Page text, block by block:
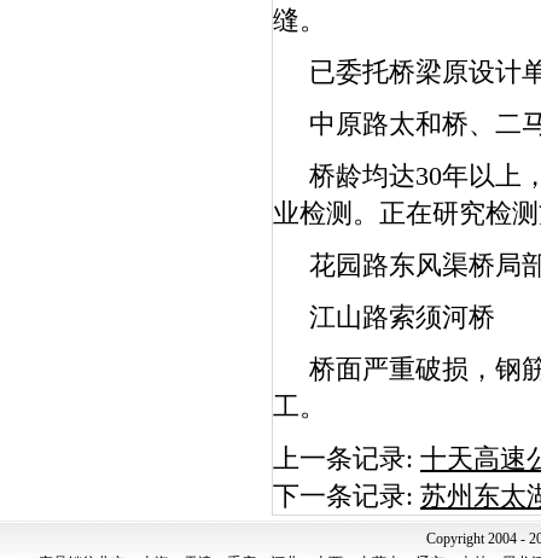
缝。
已委托桥梁原设计
中原路太和桥、二
桥龄均达30年以上
业检测。正在研究检
花园路东风渠桥局
江山路索须河桥
桥面严重破损，钢
工。
上一条记录: 十天高速
下一条记录: 苏州东太
Copyright 2004 -